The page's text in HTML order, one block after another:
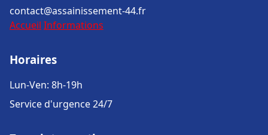
contact@assainissement-44.fr
Accueil Informations
Horaires
Lun-Ven: 8h-19h
Service d'urgence 24/7